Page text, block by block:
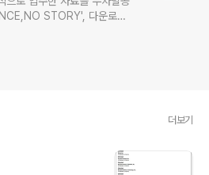
STORY', 다운로드
는 구글리더나 RSS로!!
더보기